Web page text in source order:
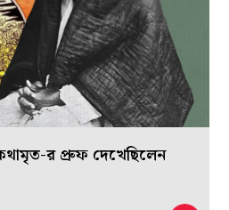
র প্রুফ দেখেছিলেন